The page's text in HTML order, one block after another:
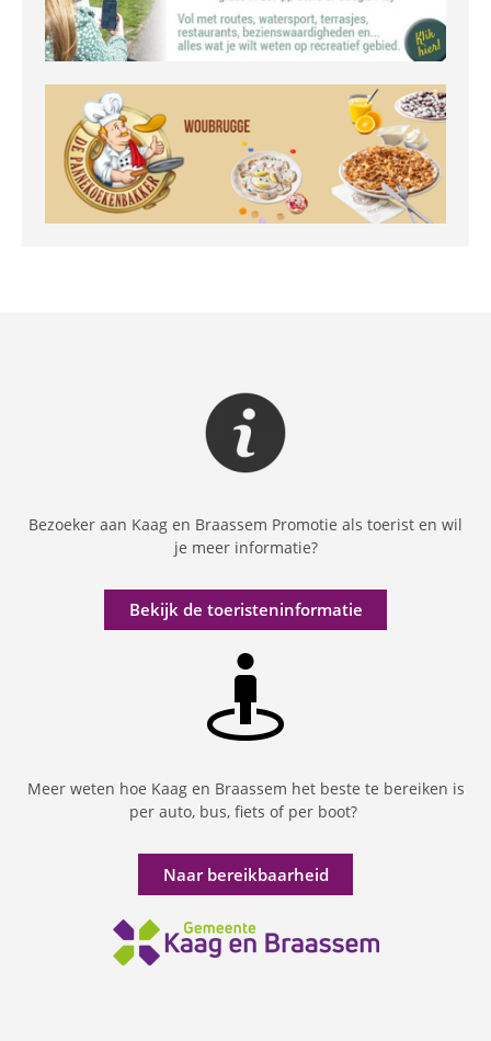
Bezoeker aan Kaag en Braassem Promotie als toerist en wil
je meer informatie?
Bekijk de toeristeninformatie
Meer weten hoe Kaag en Braassem het beste te bereiken is
per auto, bus, fiets of per boot?
Naar bereikbaarheid